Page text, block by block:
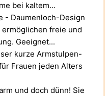
bei kaltem...
- Daumenloch-Design
freie und
Geeignet...
kurze Armstulpen-
Frauen jeden Alters
und doch dünn! Sie